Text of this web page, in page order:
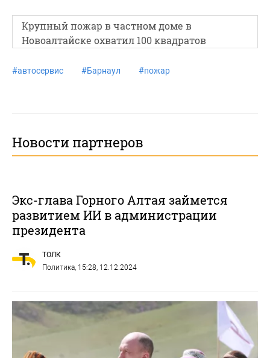
Крупный пожар в частном доме в
Новоалтайске охватил 100 квадратов
#автосервис #Барнаул #пожар
Новости партнеров
Экс-глава Горного Алтая займется
развитием ИИ в администрации
президента
ТОЛК
Политика, 15:28, 12.12.2024